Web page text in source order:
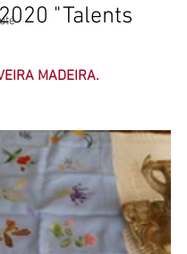
"Talents
MADEIRA.